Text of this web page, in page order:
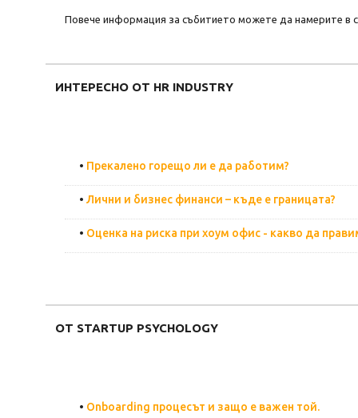
Повече информация за събитието можете да намерите в
ИНТЕРЕСНО ОТ HR INDUSTRY
• Прекалено горещо ли е да работим?
• Лични и бизнес финанси – къде е границата?
• Оценка на риска при хоум офис - какво да
ОТ STARTUP PSYCHOLOGY
• Onboarding процесът и защо е важен той.